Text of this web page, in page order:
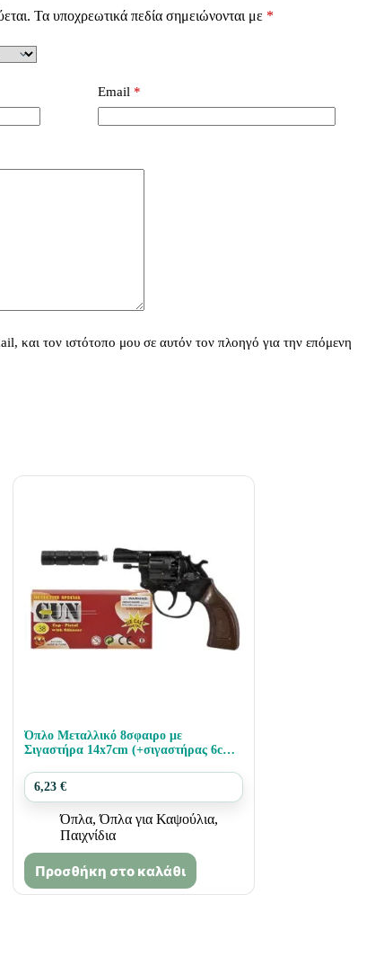
Τα υποχρεωτικά πεδία σημειώνονται με *
Email*
και τον ιστότοπο μου σε αυτόν τον πλοηγό για την επόμενη
Όπλο Μεταλλικό 8σφαιρο με
Σιγαστήρα 14x7cm (+σιγαστήρας 6cm)
6,23 €
Όπλα,Όπλα για Καψούλια,
Παιχνίδια
Προσθήκη στο καλάθι